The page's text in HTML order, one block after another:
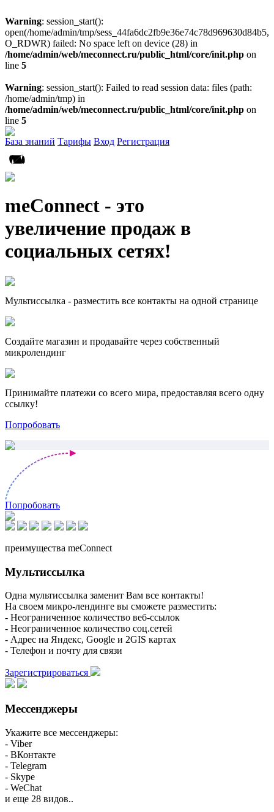
Warning: session_start():
open(/home/admin/tmp/sess_44fa6dc2fb9e36e74c78d969630d84b5,
O_RDWR) failed: No space left on device (28) in
/home/admin/web/meconnect.ru/public_html/core/init.php on
line 5
Warning: session_start(): Failed to read session data: files (path:
/home/admin/tmp) in
/home/admin/web/meconnect.ru/public_html/core/init.php on
line 5
База знаний Тарифы Вход Регистрация
meConnect - это
увеличение продаж в
социальных сетях!
Мультиссылка - разместить все контакты на одной странице
Создайте магазин и продавайте через собственный
микролендинг
Принимайте платежи со всего мира, предоставляя всего одну
ссылку!
Попробовать
Попробовать
преимущества meConnect
Мультиссылка
Одна мультиссылка заменит Вам все контакты!
На своем микро-лендинге вы сможете разместить:
- Неограниченное количество веб-ссылок
- Неограниченное количество соц.сетей
- Адрес на Яндекс, Google и 2GIS картах
- Телефон и почту для связи
Зарегистрироваться
Мессенджеры
Укажите все мессенджеры:
- Viber
- ВКонтакте
- Telegram
- Skype
- WeChat
и еще 28 видов..